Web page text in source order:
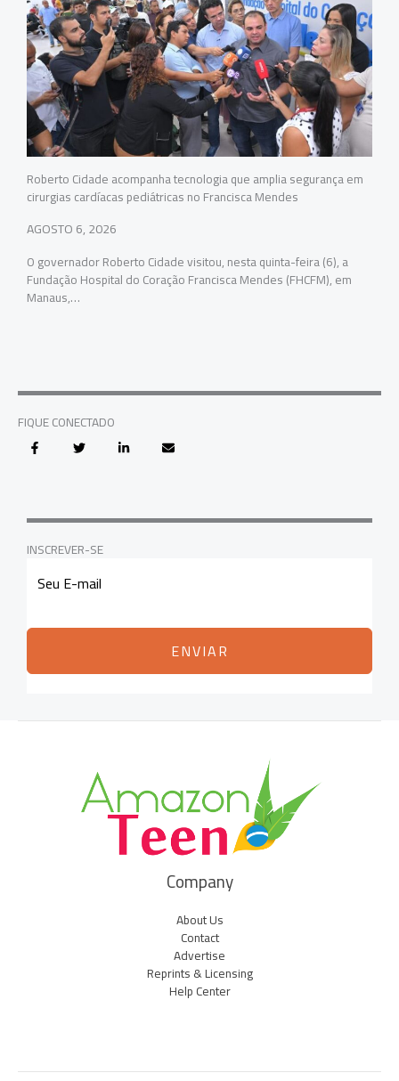
Roberto Cidade acompanha tecnologia que amplia segurança em
cirurgias cardíacas pediátricas no Francisca Mendes
AGOSTO 6, 2026
O governador Roberto Cidade visitou, nesta quinta-feira (6), a
Fundação Hospital do Coração Francisca Mendes (FHCFM), em
Manaus,…
FIQUE CONECTADO
INSCREVER-SE
ENVIAR
Company
About Us
Contact
Advertise
Reprints & Licensing
Help Center